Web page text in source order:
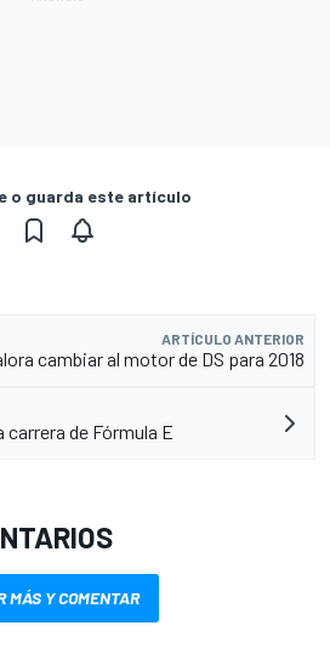
o guarda este artículo
ARTÍCULO ANTERIOR
cambiar al motor de DS para 2018
carrera de Fórmula E
MÁS Y COMENTAR